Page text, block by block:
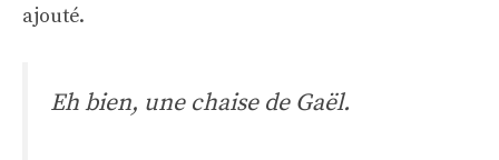
ajouté.
Eh bien, une chaise de Gaël.